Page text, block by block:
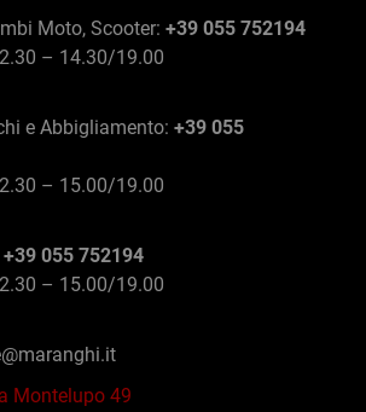
Moto, Scooter: +39 055 752194
– 14.30/19.00
e Abbigliamento: +39 055
– 15.00/19.00
+39 055 752194
– 15.00/19.00
Montelupo 49